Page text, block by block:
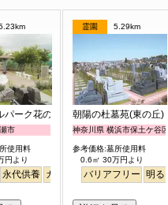
郷
歩 明るい
パーク花の郷聖地 相模大塚
市
使用料
円より
永代供養 ガーデニング 駅から徒歩
霊園 5.29km
朝陽の杜墓苑(東の丘)
神奈川県 横浜市保土ケ谷区
参考価格:墓所使用料
0.6㎡ 30万円より
バリアフリー 明るい